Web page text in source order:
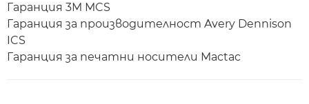
Гаранция 3M MCS
Гаранция за производителност Avery Dennison
ICS
Гаранция за печатни носители Mactac